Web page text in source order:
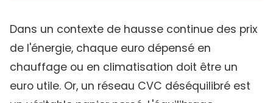
Dans un contexte de hausse continue des prix
de l'énergie, chaque euro dépensé en
chauffage ou en climatisation doit être un
euro utile. Or, un réseau CVC déséquilibré est